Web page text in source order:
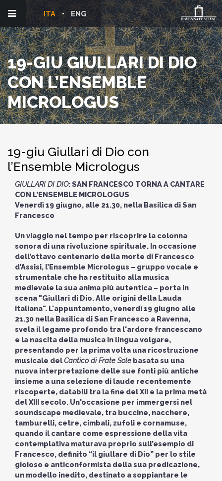
ENG
ITA
19-GIU GIULLARI DI DIO
CON L’ENSEMBLE
MICROLOGUS
19-giu Giullari di Dio con
l’Ensemble Micrologus
GIULLARI DI DIO: SAN FRANCESCO TORNA A CANTARE
CON L’ENSEMBLE MICROLOGUS
Venerdì 19 giugno, alle 21.30, nella Basilica di San
Francesco
Un viaggio nel tempo per riscoprire la colonna
sonora di una rivoluzione spirituale. In occasione
dell’ottavo centenario della morte di Francesco
d’Assisi, l’Ensemble Micrologus – gruppo vocale e
strumentale che ha restituito alla musica
medievale la sua anima più autentica – porta in
scena "Giullari di Dio. Alle origini della Lauda
italiana". L'appuntamento, venerdì 19 giugno alle
21.30 nella Basilica di San Francesco a Ravenna,
svela il legame profondo tra l'ardore francescano
e la nascita della musica in lingua volgare,
presentando per la prima volta una ricostruzione
musicale delCantico di Frate Sole basata su una
nuova interpretazione delle sue fonti più antiche
insieme a una selezione di laude recentemente
riscoperte, databili tra la fine del XII e la prima metà
del XIII secolo. Un'occasione per immergersi nel
soundscape medievale, tra buccine, nacchere,
tamburelli, cetre, cimbali, zufoli e cornamuse,
quando il cantare come espressione della vita
contemplativa maturava proprio sull’esempio di
Francesco, definito “il giullare di Dio” per lo stile
gioioso e anticonformista della sua predicazione,
un modello inedito, destinato a soppiantare le